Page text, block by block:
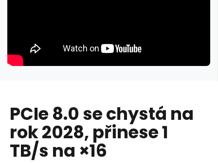
PCIe 8.0 se chystá na
rok 2028, přinese 1
TB/s na ×16